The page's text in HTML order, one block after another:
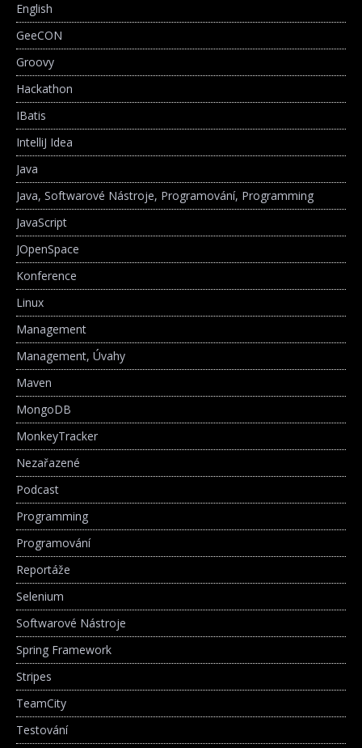
English
GeeCON
Groovy
Hackathon
IBatis
IntelliJ Idea
Java
Java, Softwarové Nástroje, Programování, Programming
JavaScript
JOpenSpace
Konference
Linux
Management
Management, Úvahy
Maven
MongoDB
MonkeyTracker
Nezařazené
Podcast
Programming
Programování
Reportáže
Selenium
Softwarové Nástroje
Spring Framework
Stripes
TeamCity
Testování